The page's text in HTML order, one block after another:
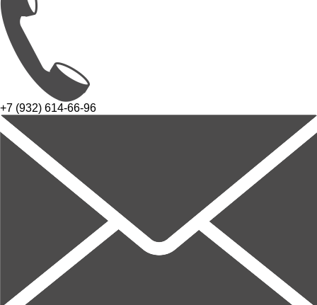
+7 (932) 614-66-96